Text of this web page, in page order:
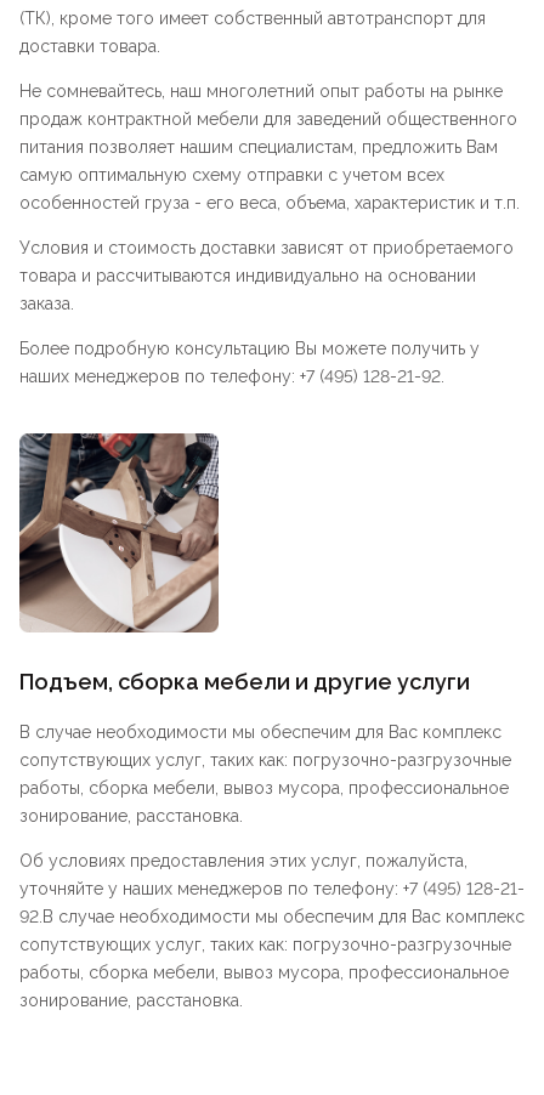
(ТК), кроме того имеет собственный автотранспорт для
доставки товара.
Не сомневайтесь, наш многолетний опыт работы на рынке
продаж контрактной мебели для заведений общественного
питания позволяет нашим специалистам, предложить Вам
самую оптимальную схему отправки с учетом всех
особенностей груза - его веса, объема, характеристик и т.п.
Условия и стоимость доставки зависят от приобретаемого
товара и рассчитываются индивидуально на основании
заказа.
Более подробную консультацию Вы можете получить у
наших менеджеров по телефону: +7 (495) 128-21-92.
Подъем, сборка мебели и другие услуги
В случае необходимости мы обеспечим для Вас комплекс
сопутствующих услуг, таких как: погрузочно-разгрузочные
работы, сборка мебели, вывоз мусора, профессиональное
зонирование, расстановка.
Об условиях предоставления этих услуг, пожалуйста,
уточняйте у наших менеджеров по телефону: +7 (495) 128-21-
92.В случае необходимости мы обеспечим для Вас комплекс
сопутствующих услуг, таких как: погрузочно-разгрузочные
работы, сборка мебели, вывоз мусора, профессиональное
зонирование, расстановка.